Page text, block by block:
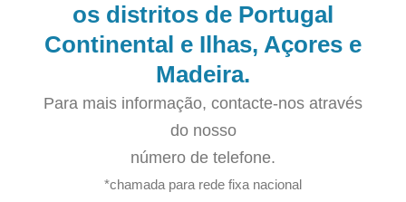
os distritos de Portugal
Continental e Ilhas, Açores e
Madeira.
Para mais informação, contacte-nos através
do nosso
número de telefone.
*chamada para rede fixa nacional